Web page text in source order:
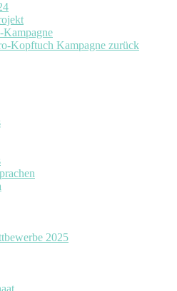
Kopftuch Kampagne zurück
2025